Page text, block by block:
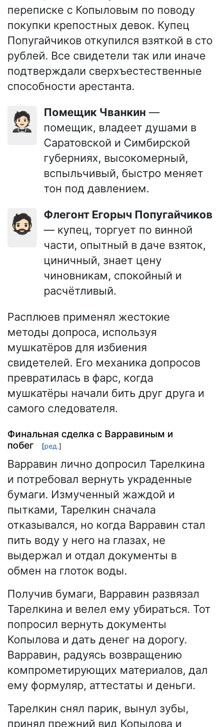
переписке с Копыловым по поводу
покупки крепостных девок. Купец
Попугайчиков откупился взяткой в сто
рублей. Все свидетели так или иначе
подтверждали сверхъестественные
способности арестанта.
🤵🏻 Помещик Чванкин —
помещик, владеет душами в
Саратовской и Симбирской
губерниях, высокомерный,
вспыльчивый, быстро меняет
тон под давлением.
🧔🏻
Флегонт Егорыч Попугайчиков
— купец, торгует по винной
части, опытный в даче взяток,
циничный, знает цену
чиновникам, спокойный и
расчётливый.
Расплюев применял жестокие
методы допроса, используя
мушкатёров для избиения
свидетелей. Его механика допросов
превратилась в фарс, когда
мушкатёры начали бить друг друга и
самого следователя.
Финальная сделка с Варравиным и
побег
[ред.]
Варравин лично допросил Тарелкина
и потребовал вернуть украденные
бумаги. Измученный жаждой и
пытками, Тарелкин сначала
отказывался, но когда Варравин стал
пить воду у него на глазах, не
выдержал и отдал документы в
обмен на глоток воды.
Получив бумаги, Варравин развязал
Тарелкина и велел ему убираться. Тот
попросил вернуть документы
Копылова и дать денег на дорогу.
Варравин, радуясь возвращению
компрометирующих материалов, дал
ему формуляр, аттестаты и деньги.
Тарелкин снял парик, вынул зубы,
принял прежний вид Копылова и